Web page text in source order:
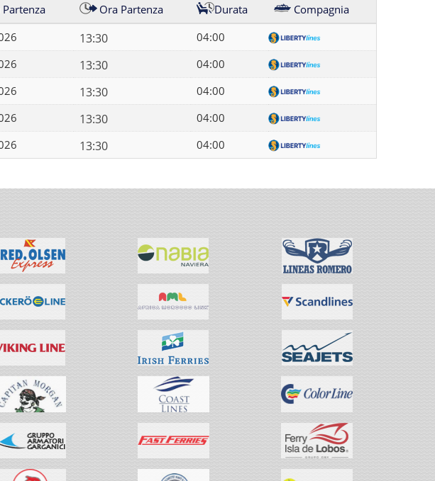
Partenza Ora Partenza Durata
Compagnia
13:30
04:00
13:30
04:00
13:30
04:00
13:30
04:00
13:30 04:00